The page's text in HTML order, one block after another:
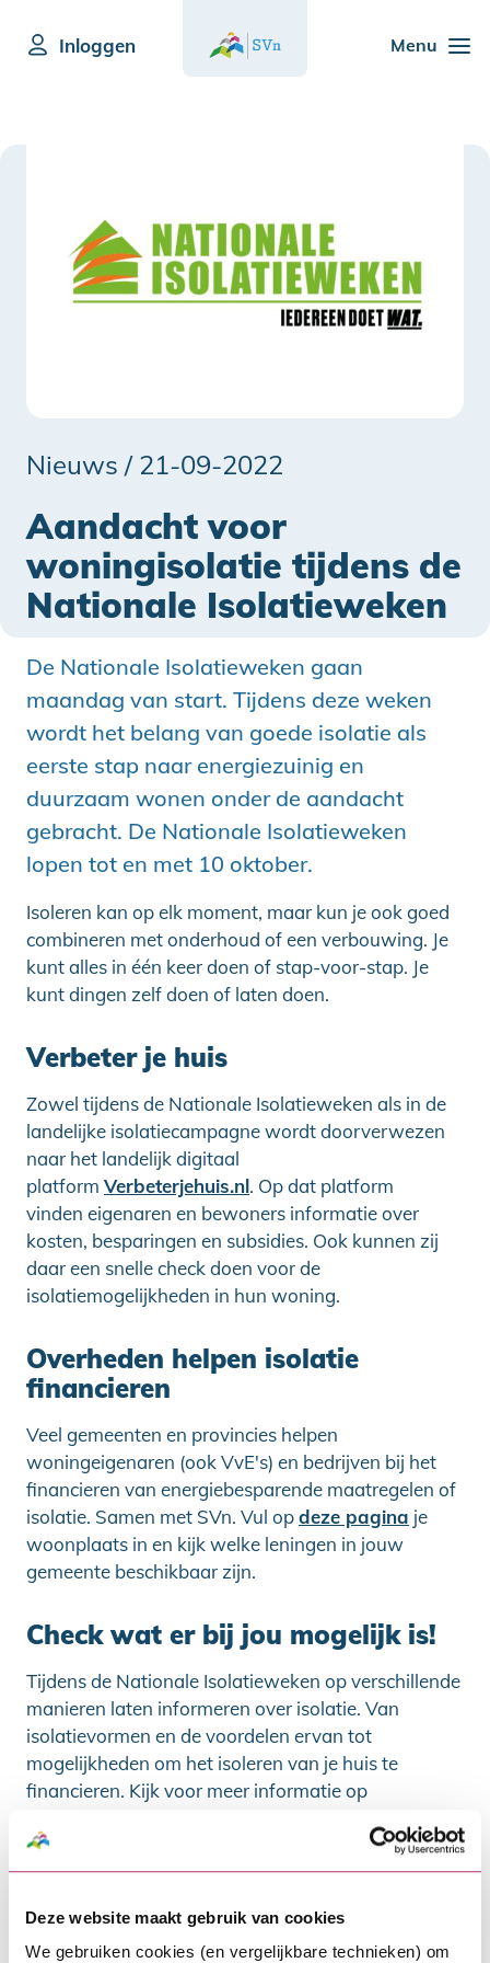
Deze website maakt gebruik van cookies
We gebruiken cookies (en vergelijkbare technieken) om
Menu
Inloggen
Nieuws / 21-09-2022
Aandacht voor
woningisolatie tijdens de
Nationale Isolatieweken
De Nationale Isolatieweken gaan
maandag van start. Tijdens deze weken
wordt het belang van goede isolatie als
eerste stap naar energiezuinig en
duurzaam wonen onder de aandacht
gebracht. De Nationale Isolatieweken
lopen tot en met 10 oktober.
Isoleren kan op elk moment, maar kun je ook goed
combineren met onderhoud of een verbouwing. Je
kunt alles in één keer doen of stap-voor-stap. Je
kunt dingen zelf doen of laten doen.
Verbeter je huis
Zowel tijdens de Nationale Isolatieweken als in de
landelijke isolatiecampagne wordt doorverwezen
naar het landelijk digitaal
platform Verbeterjehuis.nl. Op dat platform
vinden eigenaren en bewoners informatie over
kosten, besparingen en subsidies. Ook kunnen zij
daar een snelle check doen voor de
isolatiemogelijkheden in hun woning.
Overheden helpen isolatie
financieren
Veel gemeenten en provincies helpen
woningeigenaren (ook VvE's) en bedrijven bij het
financieren van energiebesparende maatregelen of
isolatie. Samen met SVn. Vul opdeze pagina je
woonplaats in en kijk welke leningen in jouw
gemeente beschikbaar zijn.
Check wat er bij jou mogelijk is!
Tijdens de Nationale Isolatieweken op verschillende
manieren laten informeren over isolatie. Van
isolatievormen en de voordelen ervan tot
mogelijkheden om het isoleren van je huis te
financieren. Kijk voor meer informatie op
Ook interessant: